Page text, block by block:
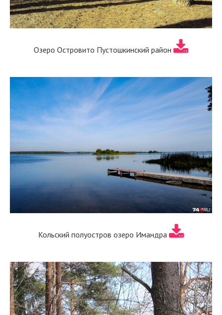
Озеро Островито Пустошкинский район
Кольский полуостров озеро Имандра